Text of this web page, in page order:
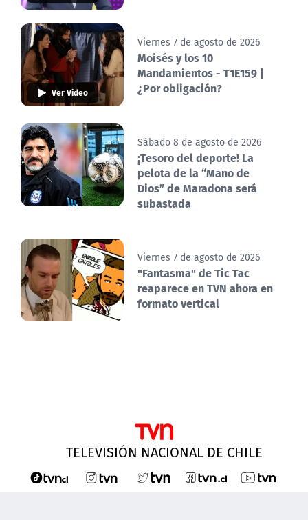
Ver Video
Viernes 7 de agosto de 2026
Moisés y los 10
Mandamientos - T1E159 |
¿Por obligación?
Sábado 8 de agosto de 2026
¡Tesoro del deporte! La
pelota de la “Mano de
Dios” de Maradona será
subastada
Viernes 7 de agosto de 2026
"Fantasma" de Tic Tac
reaparece en TVN ahora en
formato vertical
TELEVISIÓN NACIONAL DE CHILE